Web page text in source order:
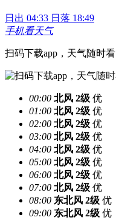
日出 04:33 日落 18:49
手机看天气
扫码下载app，天气随时看
00:00 北风 2级 优
01:00 北风 2级 优
02:00 北风 2级 优
03:00 北风 2级 优
04:00 北风 2级 优
05:00 北风 2级 优
06:00 北风 2级 优
07:00 北风 2级 优
08:00 东北风 2级 优
09:00 东北风 2级 优